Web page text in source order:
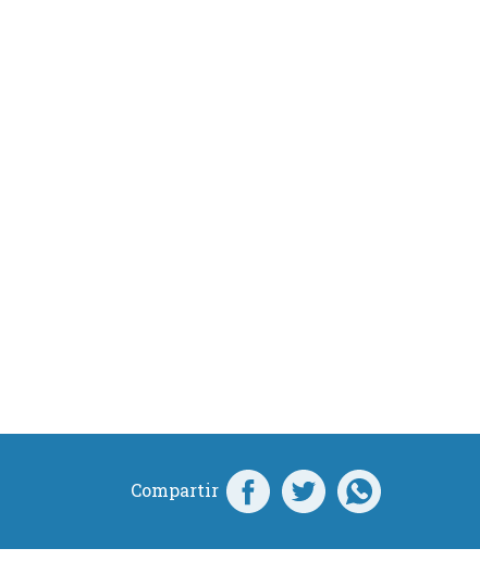
Compartir